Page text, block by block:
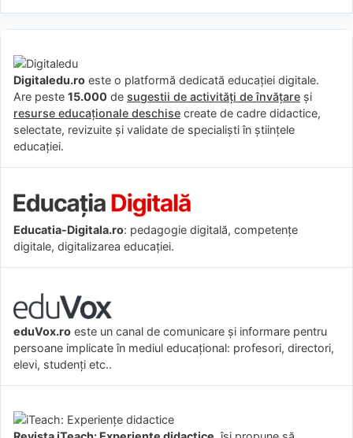
Digitaledu.ro este o platformă dedicată educației digitale.
Are peste 15.000 de sugestii de activități de învățare și
resurse educaționale deschise create de cadre didactice,
selectate, revizuite și validate de specialiști în științele
educației.
Educatia-Digitala.ro: pedagogie digitală, competențe
digitale, digitalizarea educației.
eduVox.ro este un canal de comunicare și informare pentru
persoane implicate în mediul educațional: profesori, directori,
elevi, studenți etc..